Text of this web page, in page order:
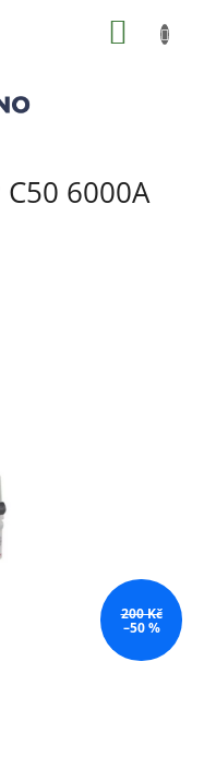
6000A
200 Kč
–50 %